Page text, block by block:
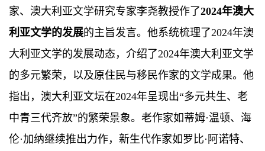
家、澳大利亚文学研究专家李尧教授作了2024年澳大
利亚文学的发展的主旨发言。他系统梳理了2024年澳
大利亚文学的发展动态，介绍了2024年澳大利亚文学
的多元繁荣，以及原住民与移民作家的文学成果。他
指出，澳大利亚文坛在2024年呈现出“多元共生、老
中青三代齐放”的繁荣景象。老作家如蒂姆·温顿、海
伦·加纳继续推出力作，新生代作家如罗比·阿诺特、